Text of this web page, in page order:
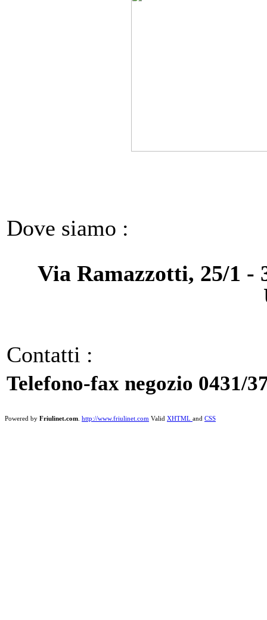
Dove siamo :
Via Ramazzotti, 25/1 -
Contatti :
Telefono-fax negozio 0431/
Powered by Friulinet.com http://www.friulinet.com Valid XHTML and CSS